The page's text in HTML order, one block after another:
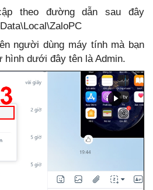
theo đường dẫn sau đây
người dùng máy tính mà bạn
hình dưới đây tên là Admin.